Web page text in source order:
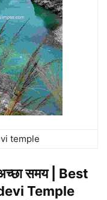
temple
अच्छा समय | Best
Temple